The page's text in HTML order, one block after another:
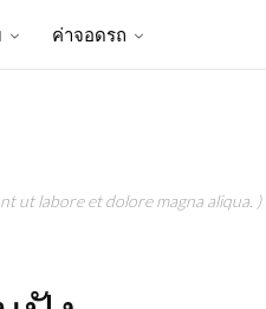
ค่าจอดรถ
ut labore et dolore magna aliqua. )